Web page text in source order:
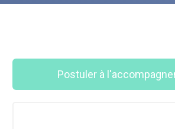
Postuler à